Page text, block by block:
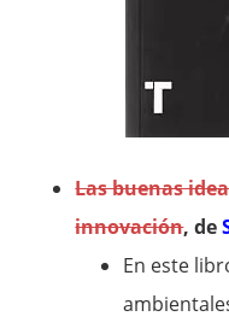
Las buenas
innovación, de
En este